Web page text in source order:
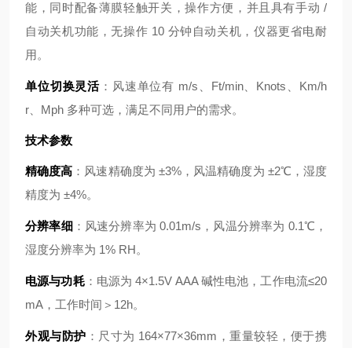
能，同时配备薄膜轻触开关，操作方便，并且具有手动 /
自动关机功能，无操作 10 分钟自动关机，仪器更省电耐
用。
单位切换灵活 ：风速单位有 m/s、Ft/min、Knots、Km/h
r、Mph 多种可选，满足不同用户的需求。
技术参数
精确度高 ：风速精确度为 ±3%，风温精确度为 ±2℃，湿度
精度为 ±4%。
分辨率细 ：风速分辨率为 0.01m/s，风温分辨率为 0.1℃，
湿度分辨率为 1% RH。
电源与功耗：电源为 4×1.5V AAA 碱性电池，工作电流≤20
mA，工作时间＞12h。
外观与防护 ：尺寸为 164×77×36mm，重量较轻，便于携